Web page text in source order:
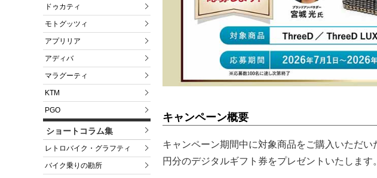
ドゥカティ
モトグッツィ
アプリリア
アディバ
マラグーティ
KTM
PGO
ショートコラム集
レトロバイク・グラフティ
バイク乗りの勘所
キャンペーン概要
キャンペーン期間中に対象商品をご購入いただ
円分のデジタルギフト券をプレゼントいたします。